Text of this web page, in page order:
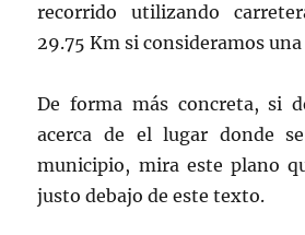
recorrido utilizando
29.75 Km si consideramos
De forma más concreta, si
acerca de el lugar donde
municipio, mira este plano
justo debajo de este texto.